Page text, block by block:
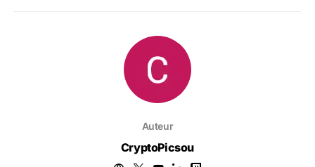
Auteur
CryptoPicsou